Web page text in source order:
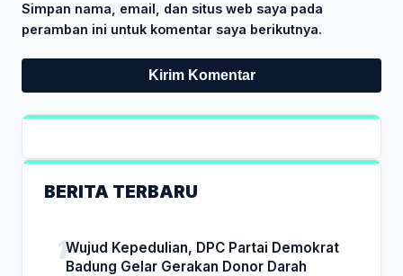
Simpan nama, email, dan situs web saya pada
peramban ini untuk komentar saya berikutnya.
BERITA TERBARU
Wujud Kepedulian, DPC Partai Demokrat
Badung Gelar Gerakan Donor Darah